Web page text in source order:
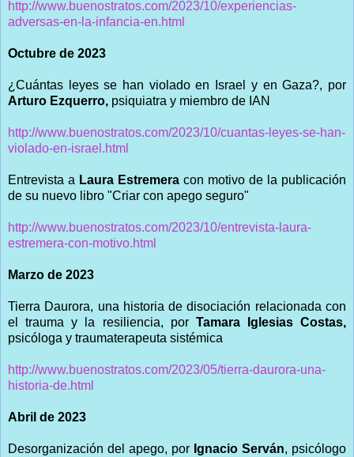
http://www.buenostratos.com/2023/10/experiencias-
adversas-en-la-infancia-en.html
Octubre de 2023
¿Cuántas leyes se han violado en Israel y en Gaza?, por
Arturo Ezquerro, psiquiatra y miembro de IAN
http://www.buenostratos.com/2023/10/cuantas-leyes-se-han-
violado-en-israel.html
Entrevista a Laura Estremera con motivo de la publicación
de su nuevo libro "Criar con apego seguro"
http://www.buenostratos.com/2023/10/entrevista-laura-
estremera-con-motivo.html
Marzo de 2023
Tierra Daurora, una historia de disociación relacionada con
el trauma y la resiliencia, por Tamara Iglesias Costas,
psicóloga y traumaterapeuta sistémica
http://www.buenostratos.com/2023/05/tierra-daurora-una-
historia-de.html
Abril de 2023
Desorganización del apego, por Ignacio Serván, psicólogo